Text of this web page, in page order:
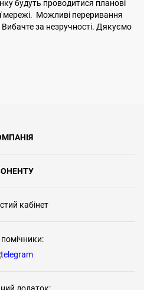
будуть проводитися планові
мережі. Можливі переривання
Вибачте за незручності. Дякуємо
кабінет